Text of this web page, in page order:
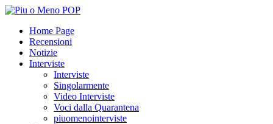
Home Page
Recensioni
Notizie
Interviste
Interviste
Singolarmente
Video Interviste
Voci dalla Quarantena
piuomenointerviste